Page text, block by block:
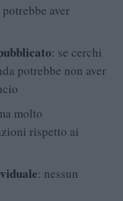
potrebbe aver
: se cerchi
potrebbe non aver
molto
rispetto ai
: nessun